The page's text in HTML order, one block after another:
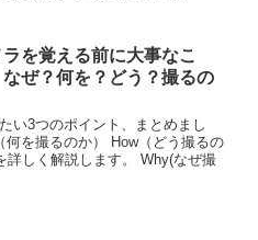
ラを覚える前に大事なこ
なぜ？何を？どう？撮るの
い3つのポイント、まとめまし
を撮るのか） How（どう撮るの
しく解説します。 Why(なぜ撮